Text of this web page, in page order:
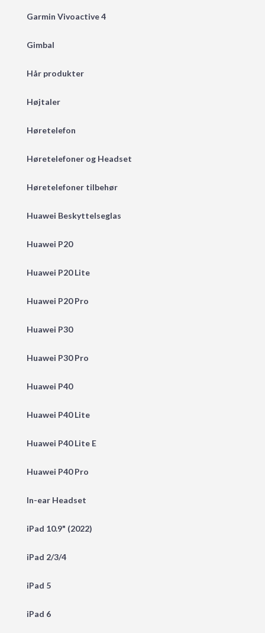
Garmin Vivoactive 4
Gimbal
Hår produkter
Højtaler
Høretelefon
Høretelefoner og Headset
Høretelefoner tilbehør
Huawei Beskyttelseglas
Huawei P20
Huawei P20 Lite
Huawei P20 Pro
Huawei P30
Huawei P30 Pro
Huawei P40
Huawei P40 Lite
Huawei P40 Lite E
Huawei P40 Pro
In-ear Headset
iPad 10.9" (2022)
iPad 2/3/4
iPad 5
iPad 6